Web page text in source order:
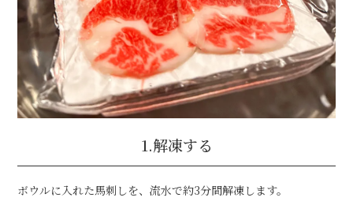
1.解凍する
ボウルに入れた馬刺しを、流水で約3分間解凍します。